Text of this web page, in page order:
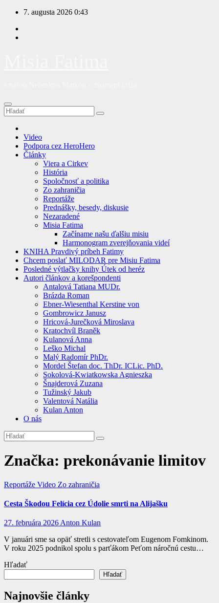
Prejsť
obsah
7. augusta 2026 0:43
Video
Podpora cez HeroHero
Články
Viera a Cirkev
História
Spoločnosť a politika
Zo zahraničia
Reportáže
Prednášky, besedy, diskusie
Nezaradené
Misia Fatima
Začíname našu ďalšiu misiu
Harmonogram zverejňovania videí
KNIHA Pravdivý príbeh Fatimy
Chcem poslať MILODAR pre Misiu Fatima
Posledné výtlačky knihy Útek od heréz
Autori článkov a korešpondenti
Antalová Tatiana MUDr.
Brázda Roman
Ebner-Wiesenthal Kerstine von
Gombrowicz Janusz
Hricová-Jurečková Miroslava
Kratochvíl Braněk
Kulanová Anna
Leško Michal
Malý Radomír PhDr.
Mordel Štefan doc. ThDr. ICLic. PhD.
Sokolová-Kwiatkowska Agnieszka
Šnajderová Zuzana
Tužinský Jakub
Valentová Natália
Kulan Anton
O nás
Značka: prekonávanie limitov
Reportáže Video Zo zahraničia
Cesta Škodou Felícia cez Údolie smrti na Alijašku
27. februára 2026Anton Kulan
V januári sme sa opäť stretli s cestovateľom Eugenom Fomkinom.
V roku 2025 podnikol spolu s parťákom Peťom náročnú cestu…
Hľadať
Hľadať
Najnovšie články